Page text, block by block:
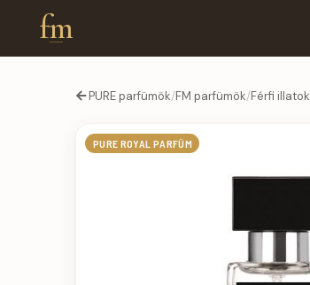
fm
PURE parfümök/FM parfümök/Férfi illatok
PURE ROYAL PARFÜM